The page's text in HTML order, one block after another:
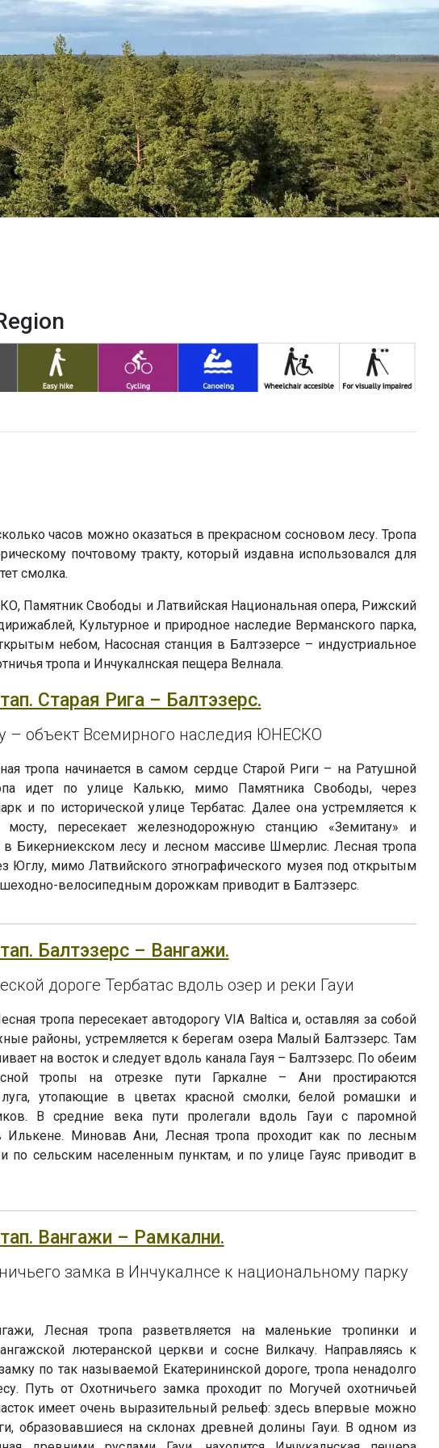
часов можно оказаться в прекрасном сосновом лесу. Тропа
почтовому тракту, который издавна использовался для
смолка.
Памятник Свободы и Латвийская Национальная опера, Рижский
Культурное и природное наследие Верманского парка,
небом, Насосная станция в Балтэзерсе – индустриальное
тропа и Инчукалнская пещера Велнала.
Старая Рига – Балтэзерс.
– объект Всемирного наследия ЮНЕСКО
тропа начинается в самом сердце Старой Риги – на Ратушной
идет по улице Калькю, мимо Памятника Свободы, через
и по исторической улице Тербатас. Далее она устремляется к
мосту, пересекает железнодорожную станцию «Земитану» и
в Бикерниекском лесу и лесном массиве Шмерлис. Лесная тропа
Юглу, мимо Латвийского этнографического музея под открытым
велосипедным дорожкам приводит в Балтэзерс.
Балтэзерс – Вангажи.
дороге Тербатас вдоль озер и реки Гауи
тропа пересекает автодорогу VIA Baltica и, оставляя за собой
районы, устремляется к берегам озера Малый Балтэзерс. Там
на восток и следует вдоль канала Гауя – Балтэзерс. По обеим
тропы на отрезке пути Гаркалне – Ани простираются
утопающие в цветах красной смолки, белой ромашки и
В средние века пути пролегали вдоль Гауи с паромной
Илькене. Миновав Ани, Лесная тропа проходит как по лесным
и по сельским населенным пунктам, и по улице Гауяс приводит в
Вангажи – Рамкални.
замка в Инчукалнсе к национальному парку
Лесная тропа разветвляется на маленькие тропинки и
лютеранской церкви и сосне Вилкачу. Направляясь к
по так называемой Екатерининской дороге, тропа ненадолго
Путь от Охотничьего замка проходит по Могучей охотничьей
имеет очень выразительный рельеф: здесь впервые можно
образовавшиеся на склонах древней долины Гауи. В одном из